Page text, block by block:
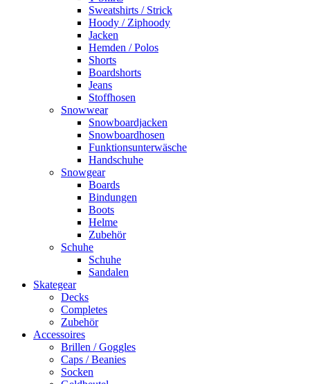
Sweatshirts / Strick
Hoody / Ziphoody
Jacken
Hemden / Polos
Shorts
Boardshorts
Jeans
Stoffhosen
Snowwear
Snowboardjacken
Snowboardhosen
Funktionsunterwäsche
Handschuhe
Snowgear
Boards
Bindungen
Boots
Helme
Zubehör
Schuhe
Schuhe
Sandalen
Skategear
Decks
Completes
Zubehör
Accessoires
Brillen / Goggles
Caps / Beanies
Socken